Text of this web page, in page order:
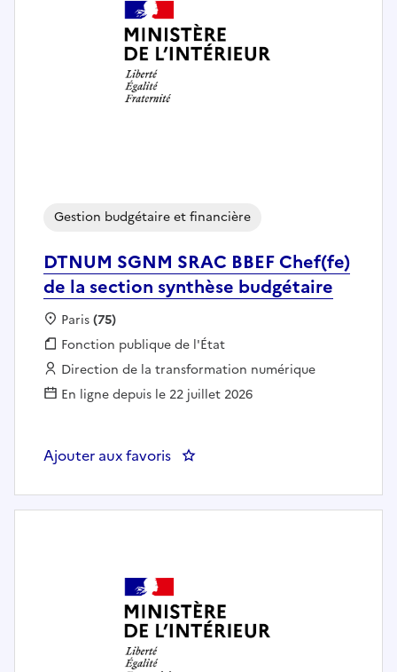
DTNUM SGNM SRAC BBEF Chef(fe)
de la section synthèse budgétaire
Gestion budgétaire et financière
Localisation :
Paris(75)
Fonction publique :
Fonction publique de l'État
Employeur :
Direction de la transformation numérique
En ligne depuis le 22 juillet 2026
Ajouter aux favoris : DTNUM SGNM SRAC BBEF